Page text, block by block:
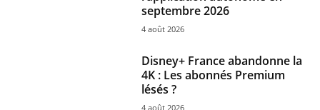
septembre 2026
4 août 2026
Disney+ France abandonne la
4K : Les abonnés Premium
lésés ?
4 août 2026